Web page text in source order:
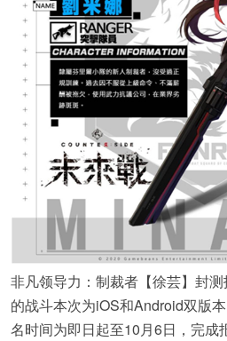
非凡领导力：制裁者【徐芸】封
的战斗本次为iOS和Android双版
名时间为即日起至10月6日，完成